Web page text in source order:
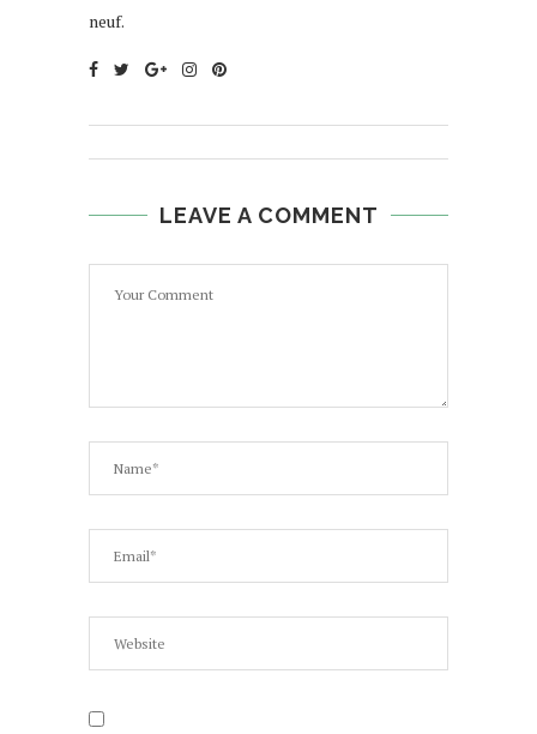
neuf.
LEAVE A COMMENT